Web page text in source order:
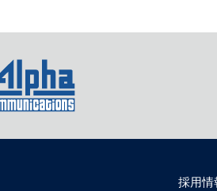
採用情